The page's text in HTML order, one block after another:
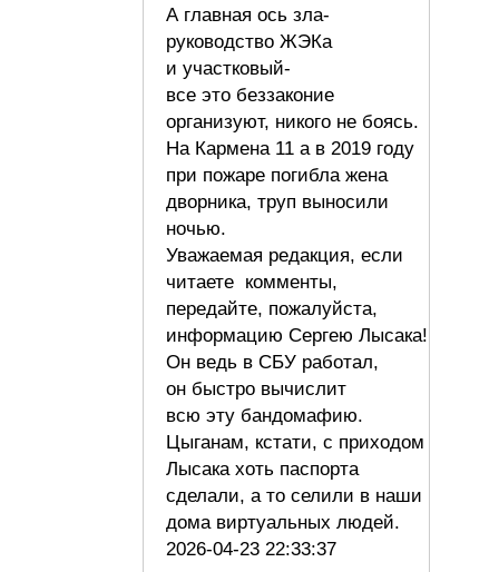
А главная ось зла-
руководство ЖЭКа
и участковый-
все это беззаконие
организуют, никого не боясь.
На Кармена 11 а в 2019 году
при пожаре погибла жена
дворника, труп выносили
ночью.
Уважаемая редакция, если
читаете комменты,
передайте, пожалуйста,
информацию Сергею Лысака!
Он ведь в СБУ работал,
он быстро вычислит
всю эту бандомафию.
Цыганам, кстати, с приходом
Лысака хоть паспорта
сделали, а то селили в наши
дома виртуальных людей.
2026-04-23 22:33:37